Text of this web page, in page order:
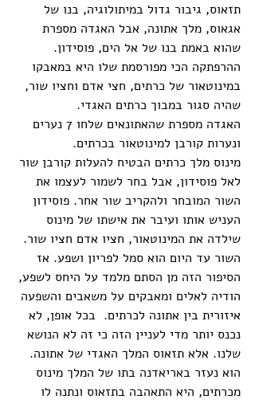
תזאוס, גיבור גדול במיתולוגיה, בנו של
אגאוס, מלך אתונה, אבל האגדה מספרת
שהוא באמת בנו של אל הים, פוסידון.
ההרפתקה הכי מפורסמת שלו היא במאבקו
במינוטאור של כרתים, חצי אדם וחציו שור,
שהיה סגור במבוך כרתים האגדי.
האגדה מספרת שהאתונאים שלחו 7 נערים
ונערות קורבן למינוטאור בכרתים.
מינוס מלך כרתים הבטיח להעלות קורבן שור
לאל פוסידון, אבל בחר לשמור לעצמו את
השור המובחר ולהקריב שור אחר. פוסידון
העניש אותו ועיבר את אישתו של מינוס
שילדה את המינוטאור, חציו אדם חציו שור.
השור עד היום הוא סמל לפריון ושפע. אז
הסיפור הזה מן הסתם מלמד על היחס לשפע,
הודיה לאלים ומאבקים על משאבים והשפעה
איזורית בין אתונה לכרתים.  בכל אופן, לא
נכנס יותר מדי לעניין הזה כי זה לא הנושא
שלנו. אלא תזאוס המלך האגדי של אתונה.
הוא נעזר באריאדנה בתו של המלך מינוס
מכרתים, היא התאהבה בתזאוס ונתנה לו